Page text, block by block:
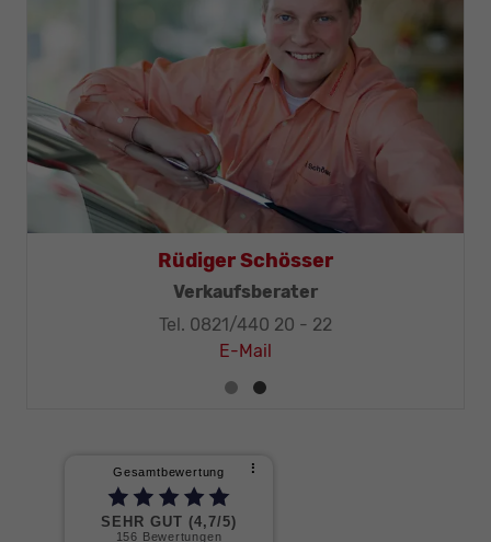
Rüdiger Schösser
Verkaufsberater
Tel. 0821/440 20 - 22